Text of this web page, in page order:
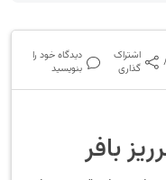
اشتراک
گذاری
دیدگاه خود را
بنویسید